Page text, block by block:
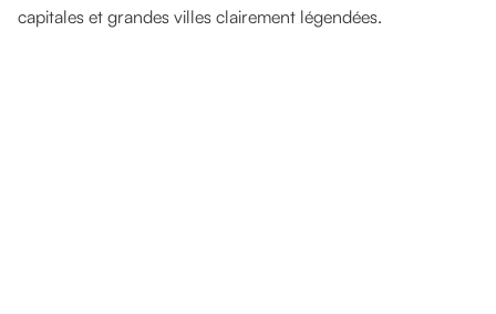
capitales et grandes villes clairement légendées.